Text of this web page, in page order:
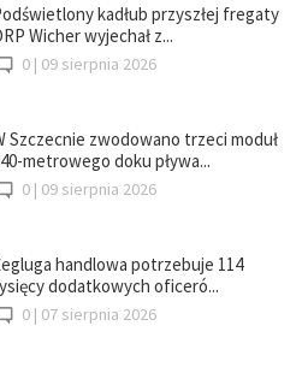
kadłub przyszłej fregaty
Wicher wyjechał z...
0 | 09 sierpnia 2026
Szczecnie zwodowano trzeci moduł
metrowego doku pływa...
0 | 09 sierpnia 2026
handlowa potrzebuje 114
dodatkowych oficeró...
0 | 07 sierpnia 2026